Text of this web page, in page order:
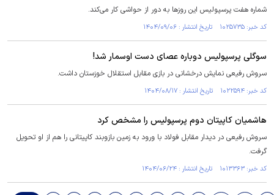
شماره هفت پرسپولیس این روز‌ها به دور از حواشی کار می‌کند.
کد خبر: ۱۰۲۵۷۳۵ تاریخ انتشار : ۱۴۰۴/۰۹/۰۶
سوگلی پرسپولیس دوباره عصای دست اوسمار شد!
سروش رفیعی نمایش درخشانی در بازی مقابل استقلال خوزستان داشت.
کد خبر: ۱۰۲۲۵۹۴ تاریخ انتشار : ۱۴۰۴/۰۸/۱۷
هاشمیان کاپیتان دوم پرسپولیس را مشخص کرد
سروش رفیعی در دیدار مقابل فولاد با ورود به زمین بازوبند کاپیتانی را هم از او تحویل
گرفت.
کد خبر: ۱۰۱۳۳۶۳ تاریخ انتشار : ۱۴۰۴/۰۶/۲۴